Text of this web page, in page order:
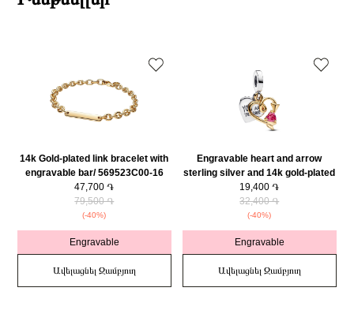
14k Gold-plated link bracelet with
engravable bar/ 569523C00-16
47,700 ֏
79,500 ֏
(-40%)
Engravable
Ավելացնել Զամբյուղ
Engravable heart and arrow
sterling silver and 14k gold-plated
double dangle with red cubic
zirconia/ 763622C01
19,400 ֏
32,400 ֏
(-40%)
Engravable
Ավելացնել Զամբյուղ